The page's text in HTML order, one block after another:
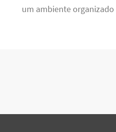
um ambiente